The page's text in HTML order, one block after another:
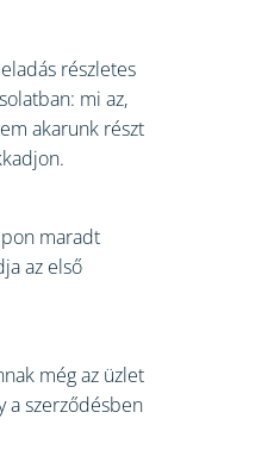
részletes
mi az,
akarunk részt
maradt
az első
még az üzlet
a szerződésben